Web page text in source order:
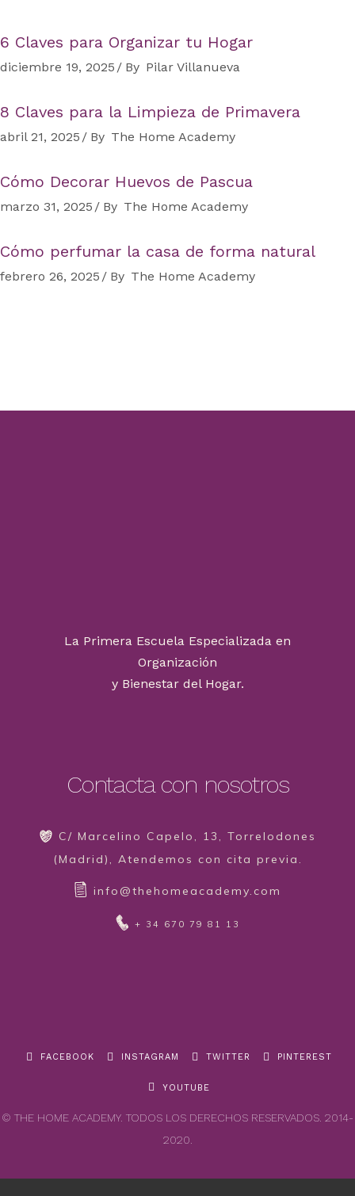
6 Claves para Organizar tu Hogar
diciembre 19, 2025 By Pilar Villanueva
8 Claves para la Limpieza de Primavera
abril 21, 2025 By The Home Academy
Cómo Decorar Huevos de Pascua
marzo 31, 2025 By The Home Academy
Cómo perfumar la casa de forma natural
febrero 26, 2025 By The Home Academy
La Primera Escuela Especializada en
Organización
y Bienestar del Hogar.
Contacta con nosotros
C/ Marcelino Capelo, 13, Torrelodones
(Madrid), Atendemos con cita previa.
info@thehomeacademy.com
+ 34 670 79 81 13
FACEBOOK INSTAGRAM TWITTER PINTEREST
YOUTUBE
© THE HOME ACADEMY. TODOS LOS DERECHOS RESERVADOS. 2014-
2020.